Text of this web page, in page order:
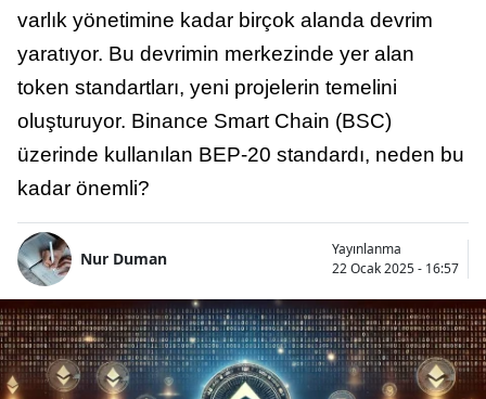
varlık yönetimine kadar birçok alanda devrim
yaratıyor. Bu devrimin merkezinde yer alan
token standartları, yeni projelerin temelini
oluşturuyor. Binance Smart Chain (BSC)
üzerinde kullanılan BEP-20 standardı, neden bu
kadar önemli?
Nur Duman
Yayınlanma
22 Ocak 2025 - 16:57